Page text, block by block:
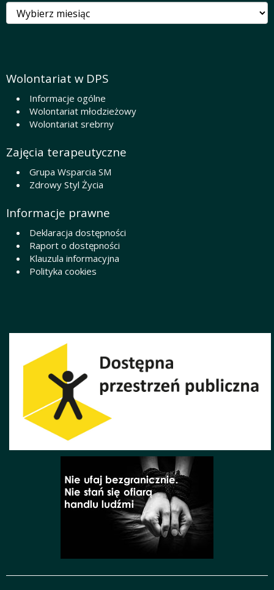
Archiwa
Wolontariat w DPS
Informacje ogólne
Wolontariat młodzieżowy
Wolontariat srebrny
Zajęcia terapeutyczne
Grupa Wsparcia SM
Zdrowy Styl Życia
Informacje prawne
Deklaracja dostępności
Raport o dostępności
Klauzula informacyjna
Polityka cookies